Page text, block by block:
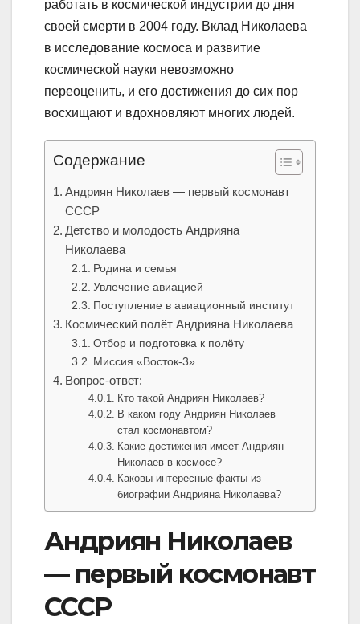
работать в космической индустрии до дня
своей смерти в 2004 году. Вклад Николаева
в исследование космоса и развитие
космической науки невозможно
переоценить, и его достижения до сих пор
восхищают и вдохновляют многих людей.
Содержание
Андриян Николаев — первый космонавт
СССР
Детство и молодость Андрияна
Николаева
Родина и семья
Увлечение авиацией
Поступление в авиационный институт
Космический полёт Андрияна Николаева
Отбор и подготовка к полёту
Миссия «Восток-3»
Вопрос-ответ:
Кто такой Андриян Николаев?
В каком году Андриян Николаев
стал космонавтом?
Какие достижения имеет Андриян
Николаев в космосе?
Каковы интересные факты из
биографии Андрияна Николаева?
Андриян Николаев
— первый космонавт
СССР